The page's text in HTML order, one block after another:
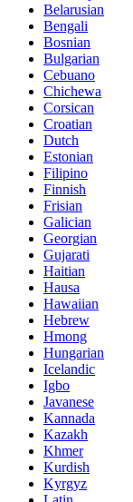
Belarusian
Bengali
Bosnian
Bulgarian
Cebuano
Chichewa
Corsican
Croatian
Dutch
Estonian
Filipino
Finnish
Frisian
Galician
Georgian
Gujarati
Haitian
Hausa
Hawaiian
Hebrew
Hmong
Hungarian
Icelandic
Igbo
Javanese
Kannada
Kazakh
Khmer
Kurdish
Kyrgyz